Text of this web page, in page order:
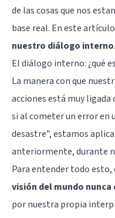
de las cosas que nos
base real. En este
nuestro diálogo interno.
El diálogo interno: ¿qué
La manera con que
acciones está muy ligada
si al cometer un error en
desastre”, estamos
anteriormente, durante
Para entender todo esto,
visión del mundo nunca
por nuestra propia